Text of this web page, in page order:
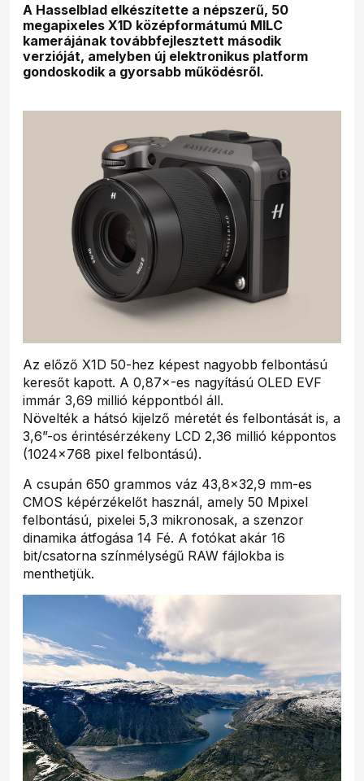
A Hasselblad elkészítette a népszerű, 50
megapixeles X1D középformátumú MILC
kamerájának továbbfejlesztett második
verzióját, amelyben új elektronikus platform
gondoskodik a gyorsabb működésről.
Az előző X1D 50-hez képest nagyobb felbontású
keresőt kapott. A 0,87×-es nagyítású OLED EVF
immár 3,69 millió képpontból áll.
Növelték a hátsó kijelző méretét és felbontását is, a
3,6”-os érintésérzékeny LCD 2,36 millió képpontos
(1024×768 pixel felbontású).
A csupán 650 grammos váz 43,8×32,9 mm-es
CMOS képérzékelőt használ, amely 50 Mpixel
felbontású, pixelei 5,3 mikronosak, a szenzor
dinamika átfogása 14 Fé. A fotókat akár 16
bit/csatorna színmélységű RAW fájlokba is
menthetjük.